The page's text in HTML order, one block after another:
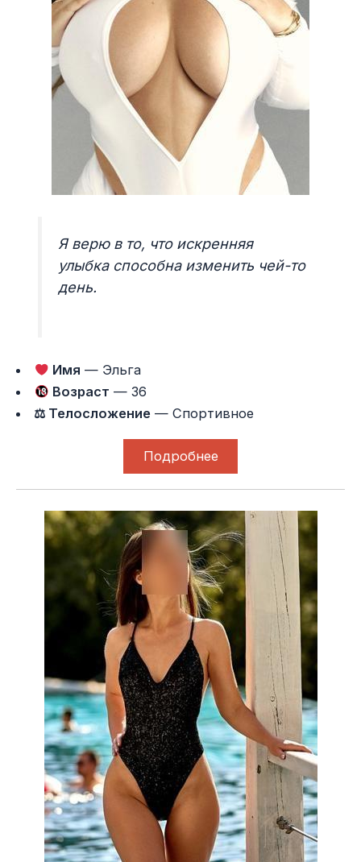
Я верю в то, что искренняя
улыбка способна изменить чей-то
день.
Имя — Эльга
Возраст — 36
⚖ Телосложение — Спортивное
Подробнее